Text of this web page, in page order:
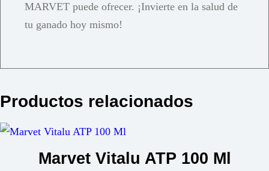
MARVET puede ofrecer. ¡Invierte en la salud de
tu ganado hoy mismo!
Productos relacionados
Marvet Vitalu ATP 100 Ml